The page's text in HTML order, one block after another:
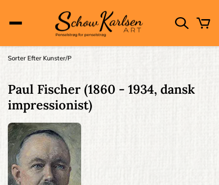
navigation
Brødkrumme
Sorter Efter Kunster P
Paul Fischer (1860 - 1934, dansk
impressionist)